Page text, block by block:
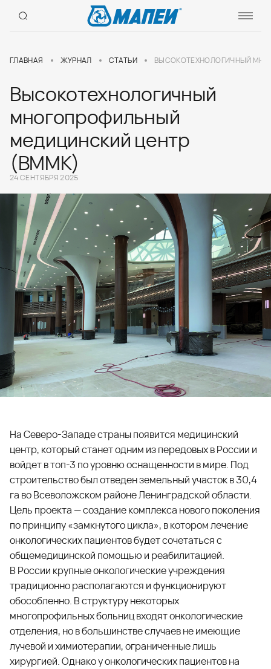
ГЛАВНАЯ ЖУРНАЛ СТАТЬИ ВЫСОКОТЕХНОЛОГИЧНЫЙ
Высокотехнологичный
многопрофильный
медицинский центр
(ВММК)
24 СЕНТЯБРЯ 2025
На Северо-Западе страны появится медицинский
центр, который станет одним из передовых в России и
войдет в топ-3 по уровню оснащенности в мире. Под
строительство был отведен земельный участок в 30,4
га во Всеволожском районе Ленинградской области.
Цель проекта — создание комплекса нового поколения
по принципу «замкнутого цикла», в котором лечение
онкологических пациентов будет сочетаться с
общемедицинской помощью и реабилитацией.
В России крупные онкологические учреждения
традиционно располагаются и функционируют
обособленно. В структуру некоторых
многопрофильных больниц входят онкологические
отделения, но в большинстве случаев не имеющие
лучевой и химиотерапии, ограниченные лишь
хирургией. Однако у онкологических пациентов на